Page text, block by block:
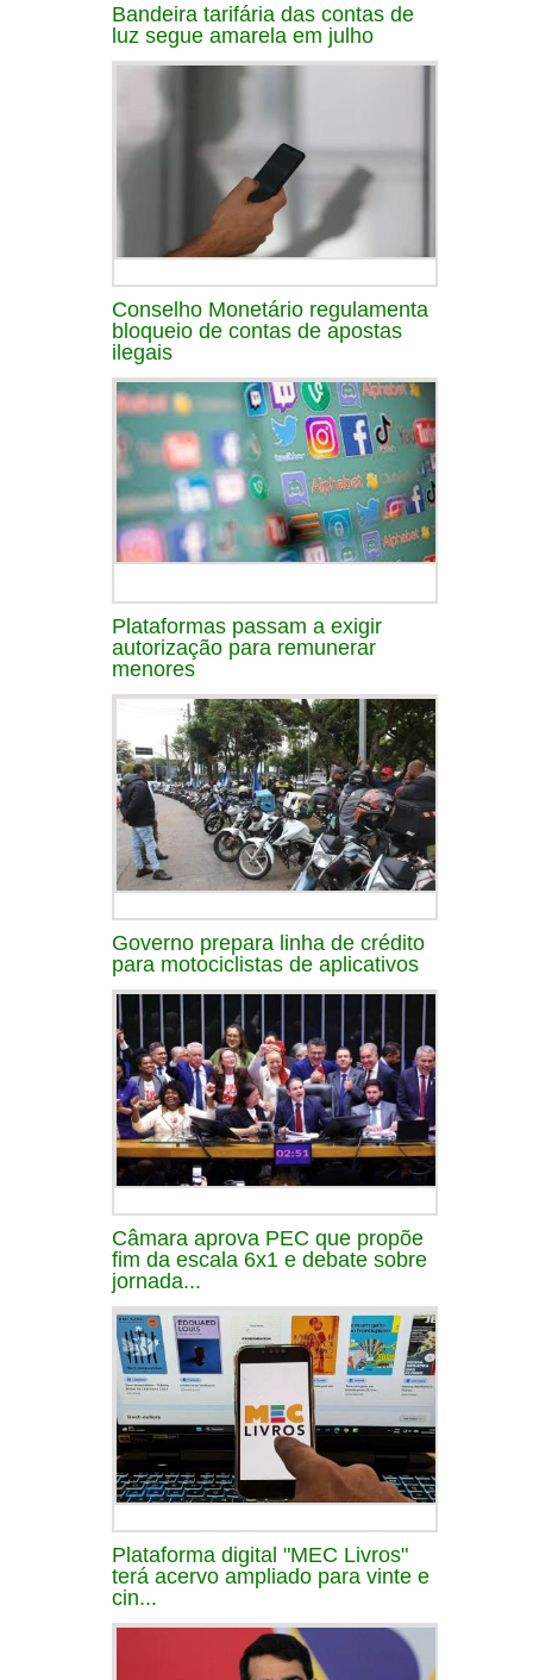
Bandeira tarifária das contas de
luz segue amarela em julho
Conselho Monetário regulamenta
bloqueio de contas de apostas
ilegais
Plataformas passam a exigir
autorização para remunerar
menores
Governo prepara linha de crédito
para motociclistas de aplicativos
Câmara aprova PEC que propõe
fim da escala 6x1 e debate sobre
jornada...
Plataforma digital "MEC Livros"
terá acervo ampliado para vinte e
cin...